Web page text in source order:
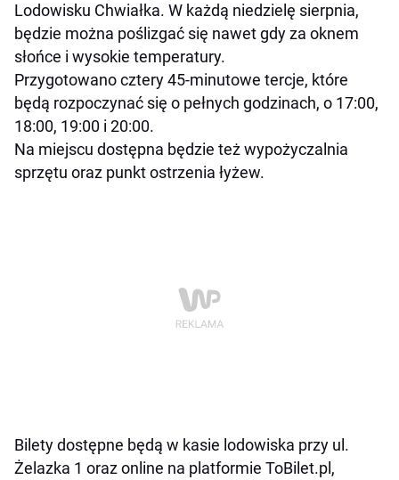
Lodowisku Chwiałka. W każdą niedzielę sierpnia,
będzie można poślizgać się nawet gdy za oknem
słońce i wysokie temperatury.
Przygotowano cztery 45-minutowe tercje, które
będą rozpoczynać się o pełnych godzinach, o 17:00,
18:00, 19:00 i 20:00.
Na miejscu dostępna będzie też wypożyczalnia
sprzętu oraz punkt ostrzenia łyżew.
Bilety dostępne będą w kasie lodowiska przy ul.
Żelazka 1 oraz online na platformie ToBilet.pl,